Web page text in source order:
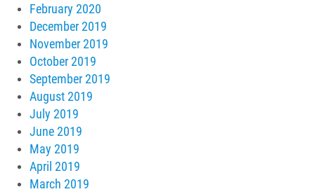
February 2020
December 2019
November 2019
October 2019
September 2019
August 2019
July 2019
June 2019
May 2019
April 2019
March 2019